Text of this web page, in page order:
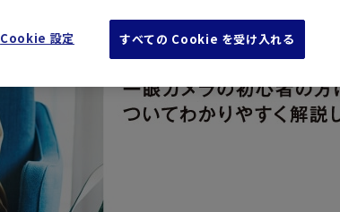
Cookie 設定 すべての Cookie を受け入れる